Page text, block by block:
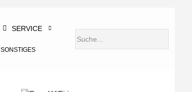
SERVICE
SONSTIGES